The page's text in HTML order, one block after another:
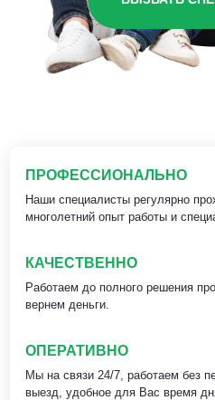
ПРОФЕССИОНАЛЬНО
Наши специалисты регулярно
многолетний опыт работы и
КАЧЕСТВЕННО
Работаем до полного решения
вернем деньги.
ОПЕРАТИВНО
Мы на связи 24/7, работаем без
выезд, удобное для Вас время